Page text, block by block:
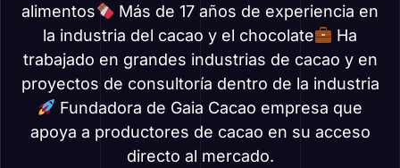
alimentos
Más de 17 años de experiencia en
la industria del cacao y el chocolate
Ha
trabajado en grandes industrias de cacao y en
proyectos de consultoría dentro de la industria
Fundadora de Gaia Cacao empresa que
apoya a productores de cacao en su acceso
directo al mercado.